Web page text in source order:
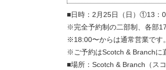
■日時：2月25日（日）①13：
※完全予約制の二部制、各部
※18:00〜からは通常営業です。
※ご予約はScotch & Branchに
■場所：Scotch & Branch（ス